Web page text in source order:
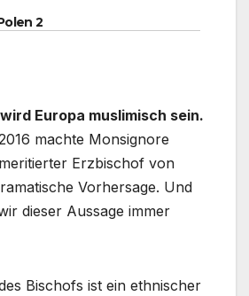
2
Europa muslimisch sein.
machte Monsignore
Erzbischof von
Vorhersage. Und
dieser Aussage immer
Bischofs ist ein ethnischer